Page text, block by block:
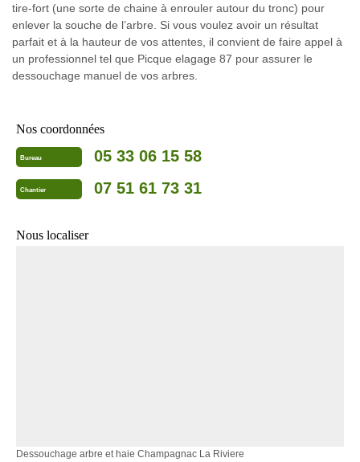
tire-fort (une sorte de chaine à enrouler autour du tronc) pour
enlever la souche de l’arbre. Si vous voulez avoir un résultat
parfait et à la hauteur de vos attentes, il convient de faire appel à
un professionnel tel que Picque elagage 87 pour assurer le
dessouchage manuel de vos arbres.
Nos coordonnées
Bureau 05 33 06 15 58
Chantier 07 51 61 73 31
Nous localiser
Dessouchage arbre et haie Champagnac La Riviere